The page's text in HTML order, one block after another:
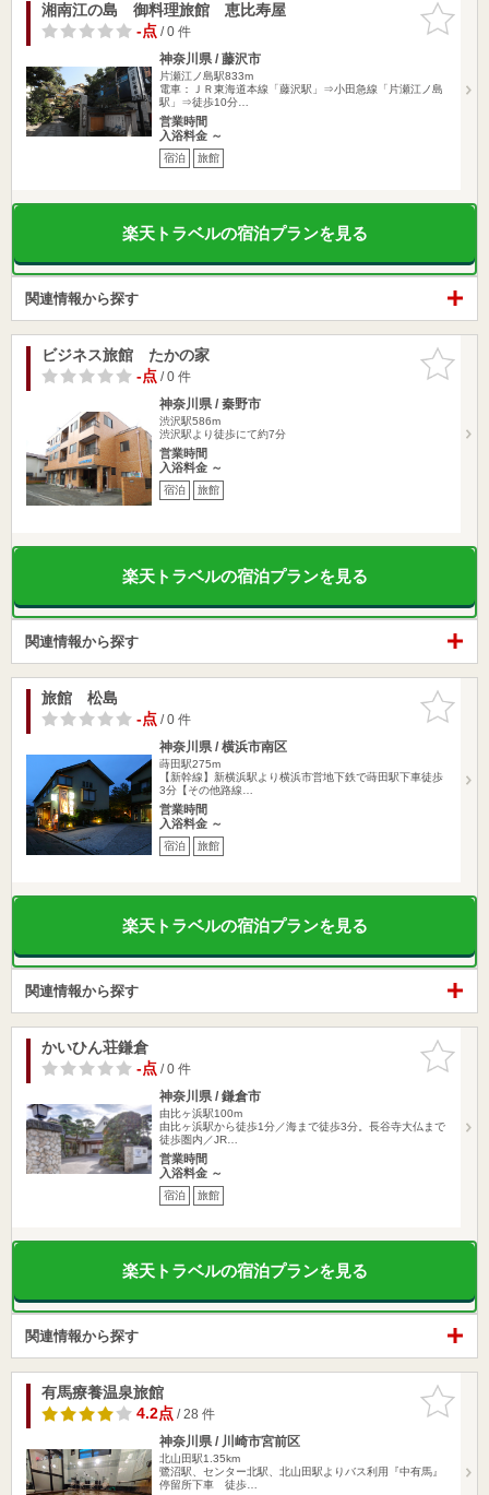
お気に入
りに追加
湘南江の島 御料理旅館 恵比寿屋
-点/ 0 件
神奈川県 / 藤沢市
片瀬江ノ島駅833m
電車：ＪＲ東海道本線「藤沢駅」⇒小田急線「片瀬江ノ島
駅」⇒徒歩10分…
営業時間
入浴料金 ～
宿泊 旅館
楽天トラベルの宿泊プランを見る
関連情報から探す
お気に入
りに追加
ビジネス旅館 たかの家
-点/ 0 件
神奈川県 / 秦野市
渋沢駅586m
渋沢駅より徒歩にて約7分
営業時間
入浴料金 ～
宿泊 旅館
楽天トラベルの宿泊プランを見る
関連情報から探す
お気に入
りに追加
旅館 松島
-点/ 0 件
神奈川県 / 横浜市南区
蒔田駅275m
【新幹線】新横浜駅より横浜市営地下鉄で蒔田駅下車徒歩
3分【その他路線…
営業時間
入浴料金 ～
宿泊 旅館
楽天トラベルの宿泊プランを見る
関連情報から探す
お気に入
りに追加
かいひん荘鎌倉
-点/ 0 件
神奈川県 / 鎌倉市
由比ヶ浜駅100m
由比ヶ浜駅から徒歩1分／海まで徒歩3分。長谷寺大仏まで
徒歩圏内／JR…
営業時間
入浴料金 ～
宿泊 旅館
楽天トラベルの宿泊プランを見る
関連情報から探す
お気に入
りに追加
有馬療養温泉旅館
4.2点/ 28 件
神奈川県 / 川崎市宮前区
北山田駅1.35km
鷺沼駅、センター北駅、北山田駅よりバス利用『中有馬』
停留所下車 徒歩…